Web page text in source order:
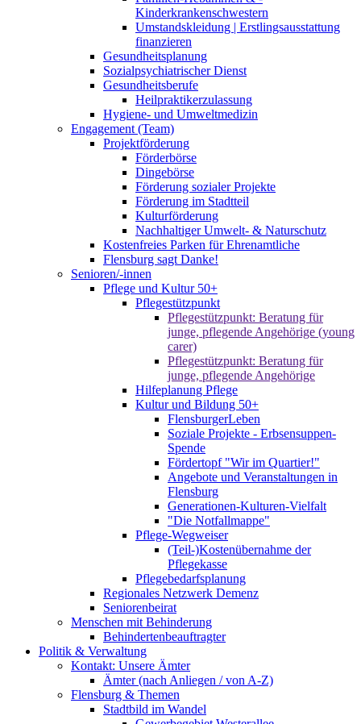
Kinderkrankenschwestern
Umstandskleidung | Erstlingsausstattung
finanzieren
Gesundheitsplanung
Sozialpsychiatrischer Dienst
Gesundheitsberufe
Heilpraktikerzulassung
Hygiene- und Umweltmedizin
Engagement (Team)
Projektförderung
Förderbörse
Dingebörse
Förderung sozialer Projekte
Förderung im Stadtteil
Kulturförderung
Nachhaltiger Umwelt- & Naturschutz
Kostenfreies Parken für Ehrenamtliche
Flensburg sagt Danke!
Senioren/-innen
Pflege und Kultur 50+
Pflegestützpunkt
Pflegestützpunkt: Beratung für
junge, pflegende Angehörige (young
carer)
Pflegestützpunkt: Beratung für
junge, pflegende Angehörige
Hilfeplanung Pflege
Kultur und Bildung 50+
FlensburgerLeben
Soziale Projekte - Erbsensuppen-
Spende
Fördertopf "Wir im Quartier!"
Angebote und Veranstaltungen in
Flensburg
Generationen-Kulturen-Vielfalt
"Die Notfallmappe"
Pflege-Wegweiser
(Teil-)Kostenübernahme der
Pflegekasse
Pflegebedarfsplanung
Regionales Netzwerk Demenz
Seniorenbeirat
Menschen mit Behinderung
Behindertenbeauftragter
Politik & Verwaltung
Kontakt: Unsere Ämter
Ämter (nach Anliegen / von A-Z)
Flensburg & Themen
Stadtbild im Wandel